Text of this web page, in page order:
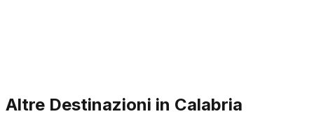
Altre Destinazioni in Calabria